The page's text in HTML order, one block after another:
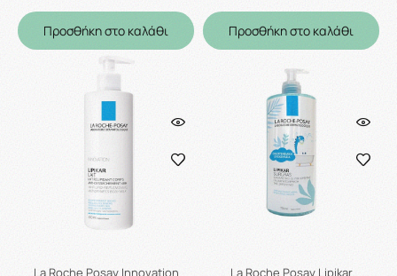
Προσθήκη στο καλάθι Προσθήκη στο καλάθι
La Roche Posay Innovation
La Roche Posay Lipikar